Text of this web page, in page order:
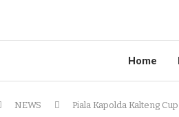
Home
NEWS Piala Kapolda Kalteng